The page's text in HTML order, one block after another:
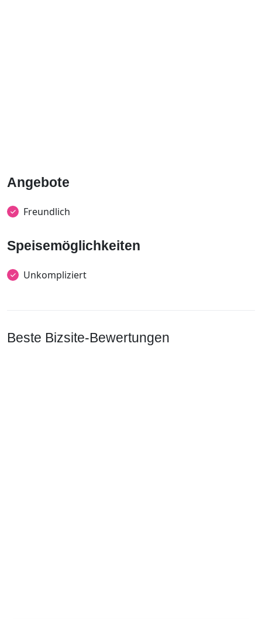
Angebote
Freundlich
Speisemöglichkeiten
Unkompliziert
Beste Bizsite-Bewertungen